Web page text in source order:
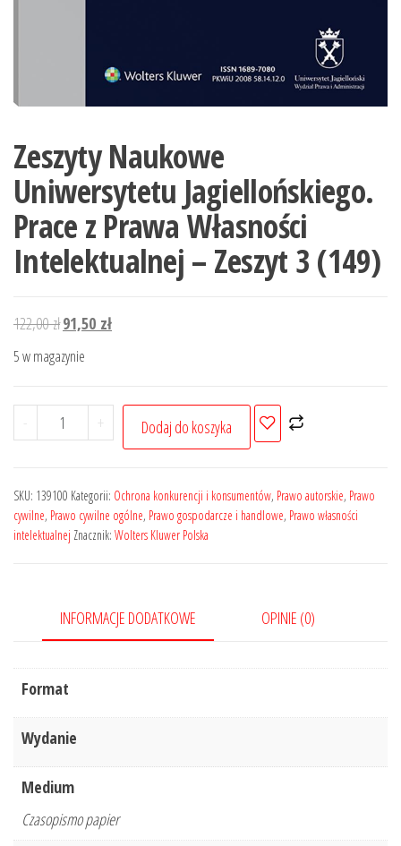
Zeszyty Naukowe
Uniwersytetu Jagiellońskiego.
Prace z Prawa Własności
Intelektualnej – Zeszyt 3 (149)
122,00złPierwotna
cena
wynosiła:
91,50 złAktualna
5 w magazynie
-
ilość
Zeszyty
Uniwersytetu
Jagiellońskiego.
Prace
Własności
Intelektualnej
-
Zeszyt
3
(149)
+ Dodaj do koszyka
SKU: 139100 Kategorii: Ochrona konkurencji i konsumentów, Prawo autorskie, Prawo
cywilne, Prawo cywilne ogólne, Prawo gospodarcze i handlowe, Prawo własności
intelektualnej Znacznik: Wolters Kluwer Polska
INFORMACJE DODATKOWE OPINIE (0)
Format
Wydanie
Medium
Czasopismo papier